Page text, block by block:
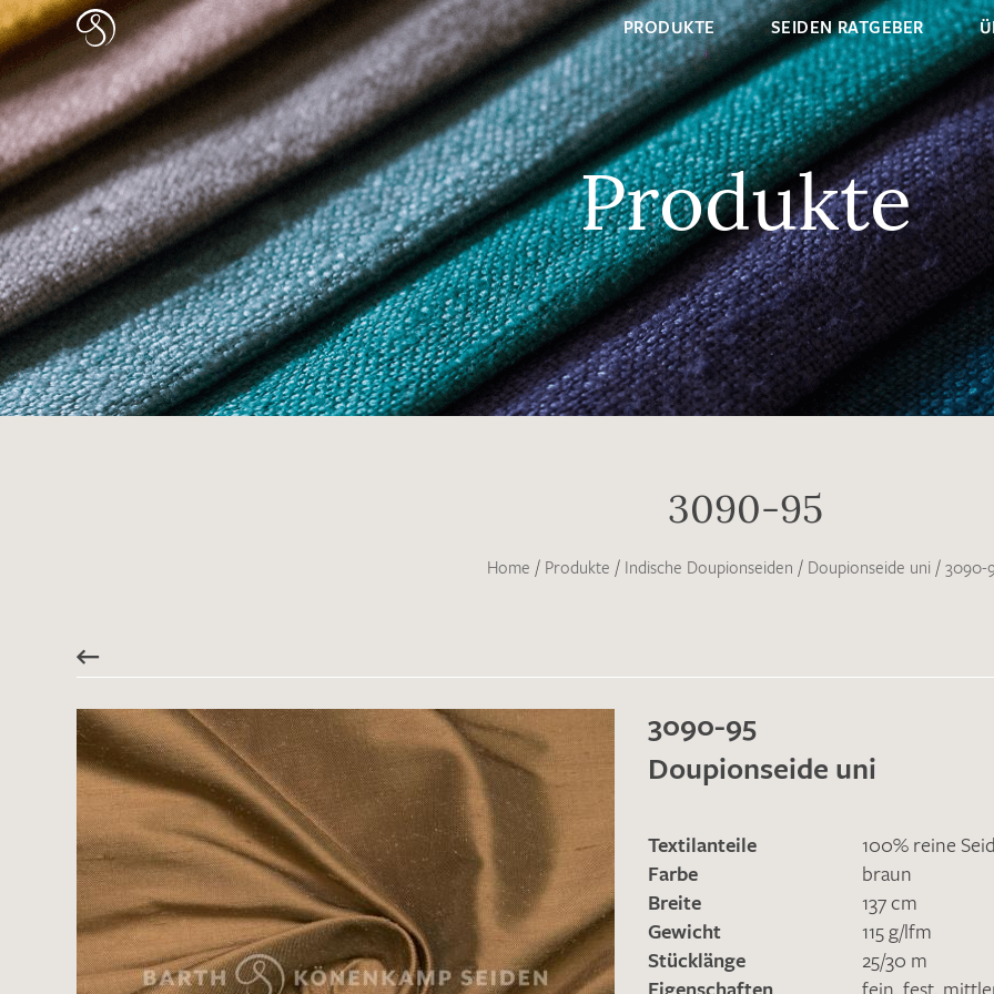
PRODUKTE SEIDEN RATGEBER
Produkte
3090-95
Home / Produkte / Indische Doupionseiden / Doupionseide uni / 3090-
3090-95
Doupionseide uni
Textilanteile
100% reine
Farbe
braun
Breite
137 cm
Gewicht
115 g/lfm
Stücklänge
25/30 m
Eigenschaften
fein, fest,